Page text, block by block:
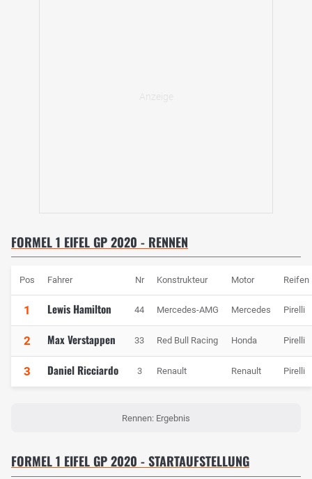
FORMEL 1 EIFEL GP 2020 - RENNEN
Pos Fahrer Nr Konstrukteur Motor Reifen
1 Lewis Hamilton 44 Mercedes-AMG Mercedes Pirelli
2 Max Verstappen 33 Red Bull Racing Honda Pirelli
3 Daniel Ricciardo 3 Renault Renault Pirelli
Rennen: Ergebnis
FORMEL 1 EIFEL GP 2020 - STARTAUFSTELLUNG